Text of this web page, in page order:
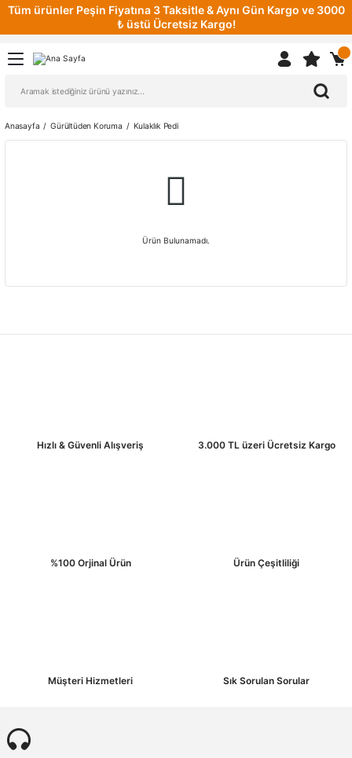
Tüm ürünler Peşin Fiyatına 3 Taksitle & Aynı Gün Kargo ve 3000
₺ üstü Ücretsiz Kargo!
Anasayfa Gürültüden Koruma Kulaklık Pedi
Ürün Bulunamadı.
Hızlı & Güvenli Alışveriş 3.000 TL üzeri Ücretsiz Kargo
%100 Orjinal Ürün Ürün Çeşitliliği
Müşteri Hizmetleri Sık Sorulan Sorular